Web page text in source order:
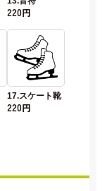
220円
17.スケート靴
220円